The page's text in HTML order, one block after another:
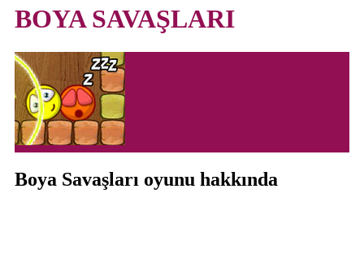
BOYA SAVAŞLARI
Boya Savaşları oyunu hakkında